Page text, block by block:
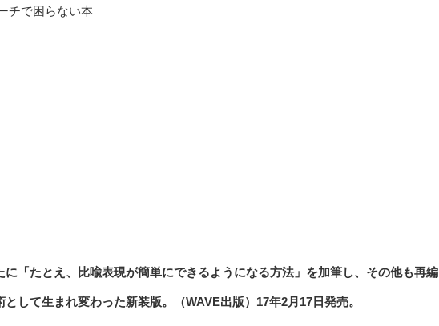
チで困らない本
「たとえ、比喩表現が簡単にできるようになる方法」を加筆し、その他も再編
して生まれ変わった新装版。（WAVE出版）17年2月17日発売。